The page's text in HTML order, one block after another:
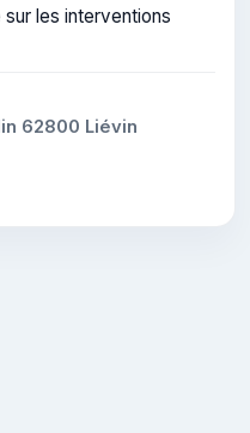
les interventions
62800 Liévin